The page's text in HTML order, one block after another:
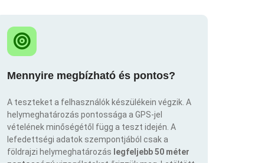
Mennyire megbízható és pontos?
A teszteket a felhasználók készülékein végzik. A
helymeghatározás pontossága a GPS-jel
vételének minőségétől függ a teszt idején. A
lefedettségi adatok szempontjából csak a
földrajzi helymeghatározás legfeljebb 50 méter